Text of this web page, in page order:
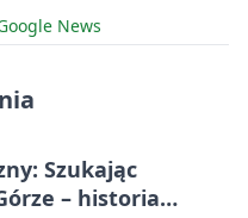
News
Szukając
– historia